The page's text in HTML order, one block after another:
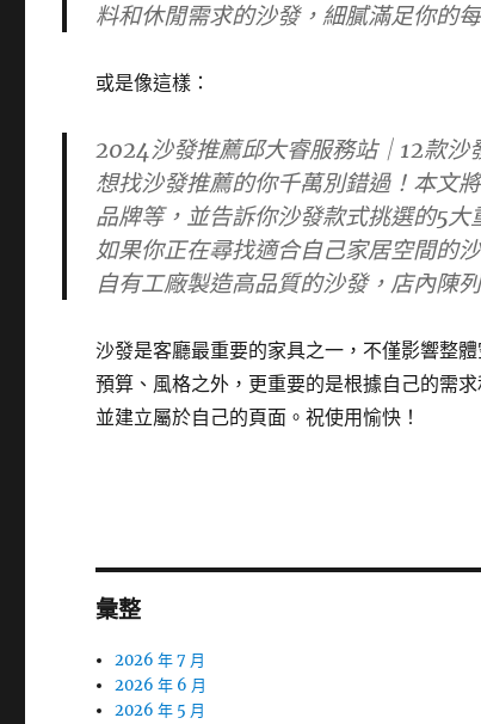
料和休閒需求的沙發，細膩滿足你的
或是像這樣：
2024沙發推薦邱大睿服務站｜12款沙
想找沙發推薦的你千萬別錯過！本文
品牌等，並告訴你沙發款式挑選的5
如果你正在尋找適合自己家居空間的
自有工廠製造高品質的沙發，店內陳
沙發是客廳最重要的家具之一，不僅影響整
預算、風格之外，更重要的是根據自己的需
並建立屬於自己的頁面。祝使用愉快！
彙整
2026 年 7 月
2026 年 6 月
2026 年 5 月